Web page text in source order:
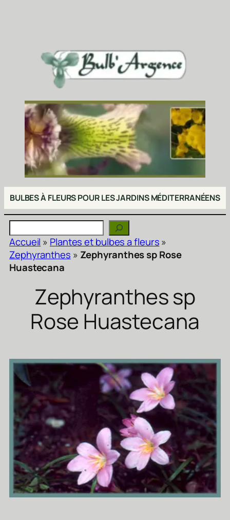
BULBES À FLEURS POUR LES JARDINS MÉDITERRANÉENS
Accueil » Plantes et bulbes a fleurs»
Zephyranthes » Zephyranthes sp Rose
Huastecana
Zephyranthes sp
Rose Huastecana